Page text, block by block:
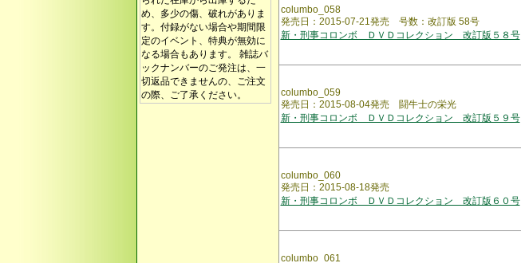
め、多少の傷、破れがありま
す。付録がない場合や期間限
定のイベント、特典が無効に
なる場合もあります。 雑誌バ
ックナンバーのご発注は、一
切返品できませんの、ご注文
の際、ご了承ください。
columbo_058
発売日：2015-07-21発売 号数：改訂版 58号
新・刑事コロンボ ＤＶＤコレクション 改訂版５８号
columbo_059
発売日：2015-08-04発売 闘牛士の栄光
新・刑事コロンボ ＤＶＤコレクション 改訂版５９号
columbo_060
発売日：2015-08-18発売
新・刑事コロンボ ＤＶＤコレクション 改訂版６０号
columbo_061